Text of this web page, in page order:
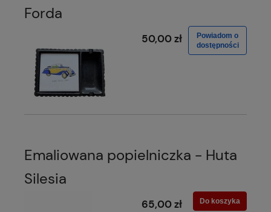
Forda
50,00 zł
Powiadom o
dostępności
Emaliowana popielniczka - Huta
Silesia
65,00 zł Do koszyka